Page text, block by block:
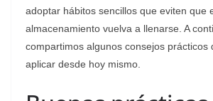
adoptar hábitos sencillos que eviten que
almacenamiento vuelva a llenarse. A
compartimos algunos consejos prácticos
aplicar desde hoy mismo.